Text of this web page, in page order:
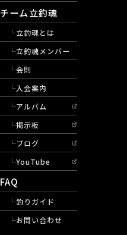
チーム立釣魂
立釣魂とは
立釣魂メンバー
会則
入会案内
アルバム
掲示板
ブログ
YouTube
FAQ
釣りガイド
お問い合わせ